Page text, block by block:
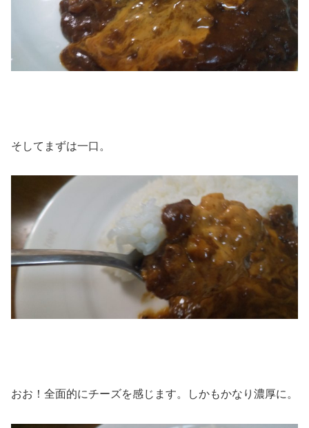
そしてまずは一口。
おお！全面的にチーズを感じます。しかもかなり濃厚に。